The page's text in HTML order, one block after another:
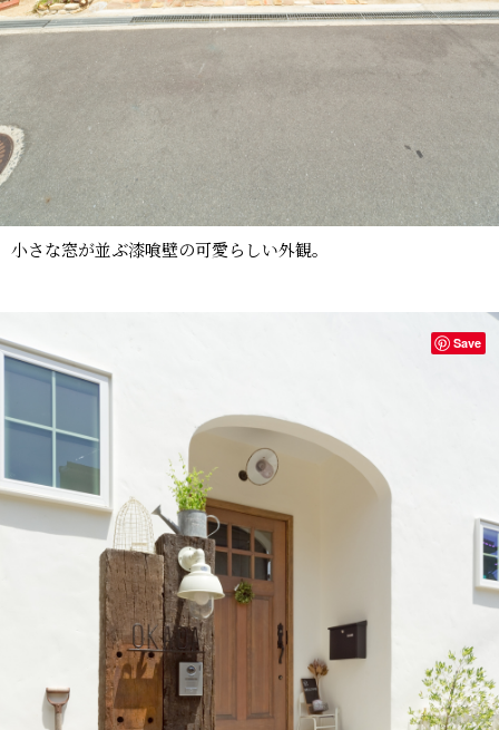
小さな窓が並ぶ漆喰壁の可愛らしい外観。
Save